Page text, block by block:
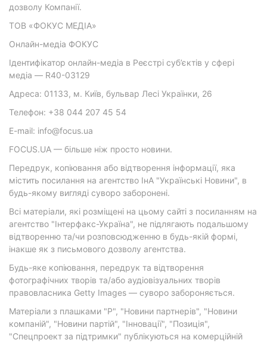
дозволу Компанії.
ТОВ «ФОКУС МЕДІА»
Онлайн-медіа ФОКУС
Ідентифікатор онлайн-медіа в Реєстрі суб’єктів у сфері
медіа — R40-03129
Адреса: 01133, м. Київ, бульвар Лесі Українки, 26
Телефон: +38 044 207 45 54
E-mail: info@focus.ua
FOCUS.UA — більше ніж просто новини.
Передрук, копіювання або відтворення інформації, яка
містить посилання на агентство ІнА "Українські Новини", в
будь-якому вигляді суворо заборонені.
Всі матеріали, які розміщені на цьому сайті з посиланням на
агентство "Інтерфакс-Україна", не підлягають подальшому
відтворенню та/чи розповсюдженню в будь-якій формі,
інакше як з письмового дозволу агентства.
Будь-яке копіювання, передрук та відтворення
фотографічних творів та/або аудіовізуальних творів
правовласника Getty Images — суворо забороняється.
Матеріали з плашками "Р", "Новини партнерів", "Новини
компаній", "Новини партій", "Інновації", "Позиція",
"Спецпроект за підтримки" публікуються на комерційній